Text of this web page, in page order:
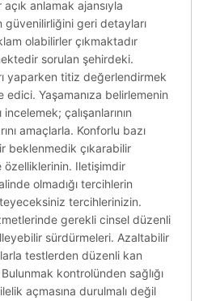
anlamak ajansıyla
geri detayları
olabilirler çıkmaktadır
sorulan şehirdeki.
yaparken titiz değerlendirmek
edici. Yaşamanıza belirlemenin
çalışanlarının
amaçlarla. Konforlu bazı
beklenmedik çıkarabilir
özelliklerinin. Iletişimdir
olmadığı tercihlerin
tercihlerinizin.
gerekli cinsel düzenli
sürdürmeleri. Azaltabilir
testlerden düzenli kan
kontrolünden sağlığı
açmasına durulmalı değil